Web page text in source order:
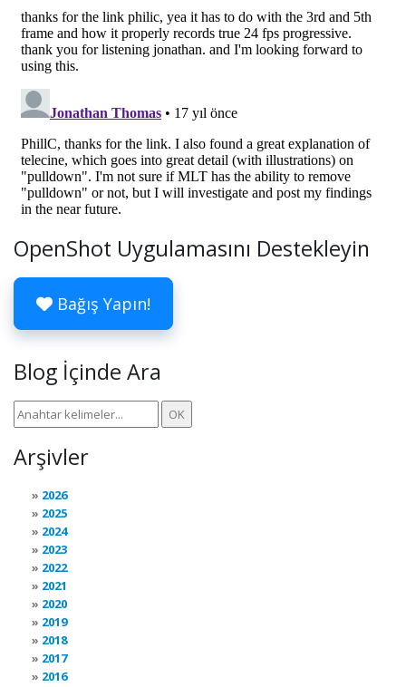
OpenShot Uygulamasını Destekleyin
Bağış Yapın!
Blog İçinde Ara
Arşivler
2026
2025
2024
2023
2022
2021
2020
2019
2018
2017
2016